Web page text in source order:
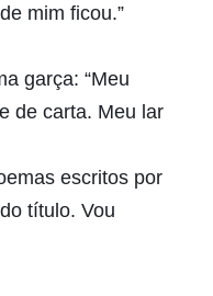
mim ficou.”
garça: “Meu
de carta. Meu lar
escritos por
título. Vou